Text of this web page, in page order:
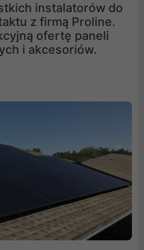
instalatorów do
z firmą Proline.
ofertę paneli
i akcesoriów.